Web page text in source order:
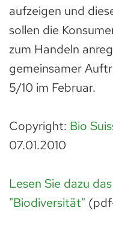
aufzeigen und
sollen die
zum Handeln
gemeinsamer
5/10 im Februar.
Copyright: Bio
07.01.2010
Lesen Sie dazu
"Biodiversität"